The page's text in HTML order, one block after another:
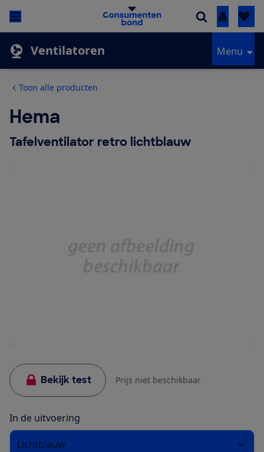
Inloggen
Ventilatoren Menu
Toon alle producten
Hema
Tafelventilator retro lichtblauw
Bekijk test Prijs niet beschikbaar
In de uitvoering
Lichtblauw